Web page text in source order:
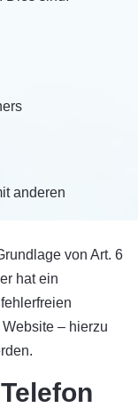
anderen
von Art. 6
hat ein
– hierzu